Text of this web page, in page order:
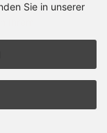
Ihrem
Sie in unserer